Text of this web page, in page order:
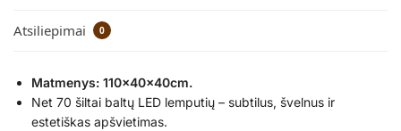
Atsiliepimai 0
Matmenys: 110x40x40cm.
Net 70 šiltai baltų LED lemputių – subtilus, švelnus ir
estetiškas apšvietimas.